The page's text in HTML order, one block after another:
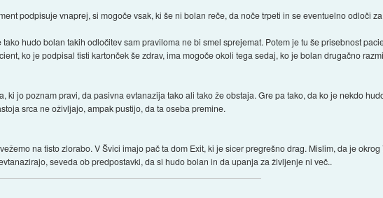
podpisuje vnaprej, si mogoče vsak, ki še ni bolan reče, da noče trpeti in se eventuelno odloči
tako hudo bolan takih odločitev sam praviloma ne bi smel sprejemat. Potem je tu še prisebnost
ko je podpisal tisti kartonček še zdrav, ima mogoče okoli tega sedaj, ko je bolan drugačno
ki jo poznam pravi, da pasivna evtanazija tako ali tako že obstaja. Gre pa tako, da ko je nekdo
srca ne oživljajo, ampak pustijo, da ta oseba premine.
na tisto zlorabo. V Švici imajo pač ta dom Exit, ki je sicer pregrešno drag. Mislim, da je
seveda ob predpostavki, da si hudo bolan in da upanja za življenje ni več..